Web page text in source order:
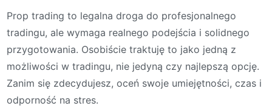
Prop trading to legalna droga do profesjonalnego
tradingu, ale wymaga realnego podejścia i solidnego
przygotowania. Osobiście traktuję to jako jedną z
możliwości w tradingu, nie jedyną czy najlepszą opcję.
Zanim się zdecydujesz, oceń swoje umiejętności, czas i
odporność na stres.